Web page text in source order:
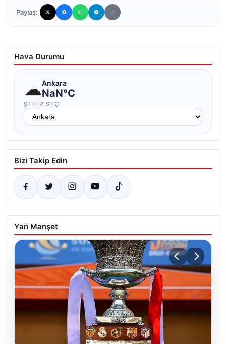
Paylaş:
Hava Durumu
☁Ankara
NaN°C
ŞEHIR SEÇ
Bizi Takip Edin
Yan Manşet